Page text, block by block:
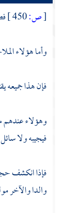
[ص:
وأما هؤلاء
فإن هذا جميعه
وهؤلاء عندهم
فيجيبه ولا
فإذا انكشف
والدا والآخر